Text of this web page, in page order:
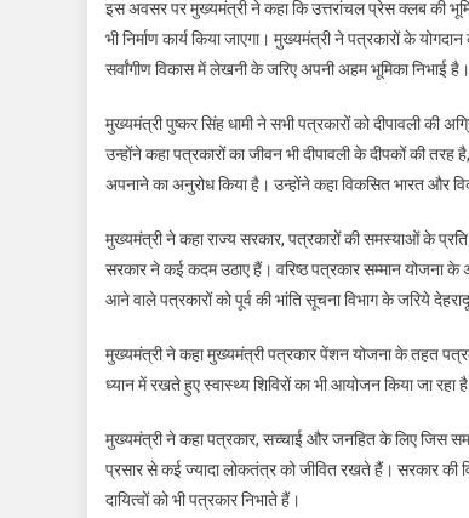
इस अवसर पर मुख्यमंत्री ने कहा कि उत्तरांचल प्रेस क्लब की
भी निर्माण कार्य किया जाएगा। मुख्यमंत्री ने पत्रकारों के
सर्वांगीण विकास में लेखनी के जरिए अपनी अहम भूमिका निभाई है।
मुख्यमंत्री पुष्कर सिंह धामी ने सभी पत्रकारों को दीपावली की
उन्होंने कहा पत्रकारों का जीवन भी दीपावली के दीपकों की तरह
अपनाने का अनुरोध किया है। उन्होंने कहा विकसित भारत और
मुख्यमंत्री ने कहा राज्य सरकार, पत्रकारों की समस्याओं के
सरकार ने कई कदम उठाए हैं। वरिष्ठ पत्रकार सम्मान योजना के
आने वाले पत्रकारों को पूर्व की भांति सूचना विभाग के जरिये
मुख्यमंत्री ने कहा मुख्यमंत्री पत्रकार पेंशन योजना के तहत
ध्यान में रखते हुए स्वास्थ्य शिविरों का भी आयोजन किया जा
मुख्यमंत्री ने कहा पत्रकार, सच्चाई और जनहित के लिए जिस
प्रसार से कई ज्यादा लोकतंत्र को जीवित रखते हैं। सरकार की
दायित्वों को भी पत्रकार निभाते हैं।